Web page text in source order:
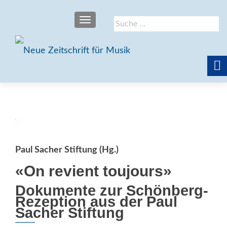
Suche
nach:
SCHALTE NAVIGATION
Paul Sacher Stiftung (Hg.)
«On revient toujours»
Dokumente zur Schönberg-
Rezeption aus der Paul
Sacher Stiftung